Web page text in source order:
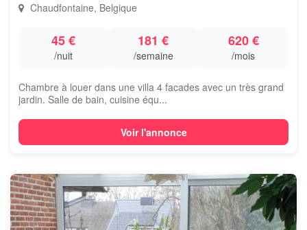
Chaudfontaine, Belgique
45 €
/nuit
181 €
/semaine
620 €
/mois
Chambre à louer dans une villa 4 facades avec un très grand
jardin. Salle de bain, cuisine équ...
Voir l'annonce